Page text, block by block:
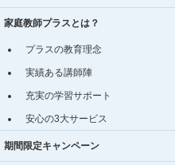
家庭教師プラスとは？
プラスの教育理念
実績ある講師陣
充実の学習サポート
安心の3大サービス
期間限定キャンペーン